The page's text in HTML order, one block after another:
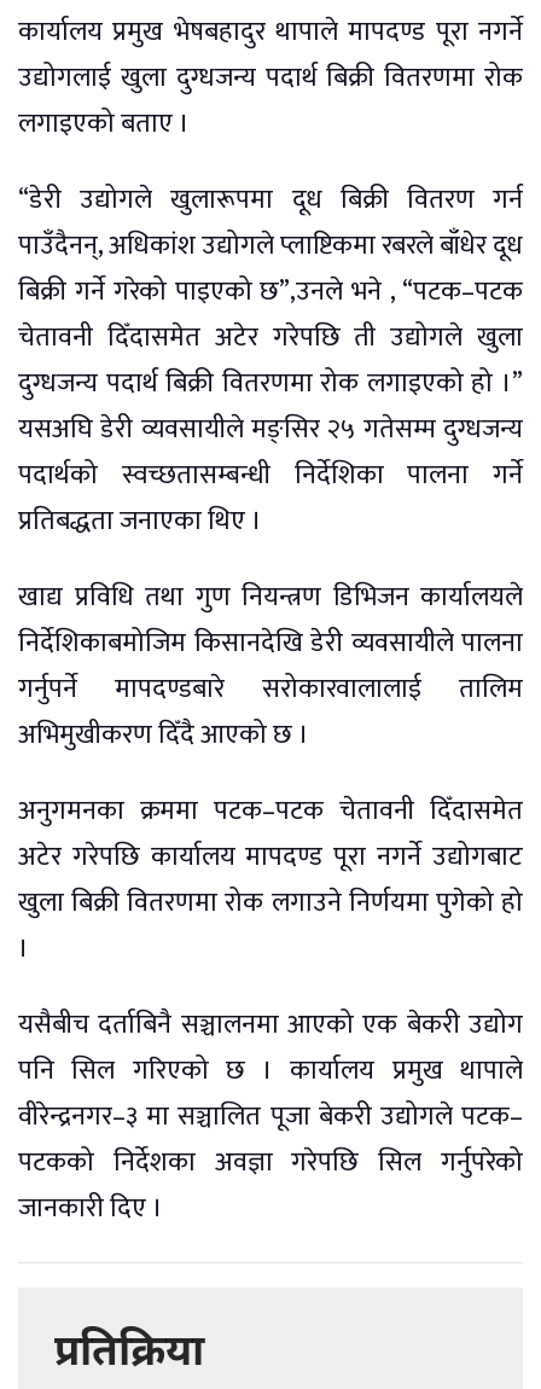
कार्यालय प्रमुख भेषबहादुर थापाले मापदण्ड पूरा नगर्ने
उद्योगलाई खुला दुग्धजन्य पदार्थ बिक्री वितरणमा रोक
लगाइएको बताए ।
“डेरी उद्योगले खुलारूपमा दूध बिक्री वितरण गर्न
पाउँदैनन्, अधिकांश उद्योगले प्लाष्टिकमा रबरले बाँधेर दूध
बिक्री गर्ने गरेको पाइएको छ”,उनले भने , “पटक–पटक
चेतावनी दिँदासमेत अटेर गरेपछि ती उद्योगले खुला
दुग्धजन्य पदार्थ बिक्री वितरणमा रोक लगाइएको हो ।”
यसअघि डेरी व्यवसायीले मङ्सिर २५ गतेसम्म दुग्धजन्य
पदार्थको स्वच्छतासम्बन्धी निर्देशिका पालना गर्ने
प्रतिबद्धता जनाएका थिए ।
खाद्य प्रविधि तथा गुण नियन्त्रण डिभिजन कार्यालयले
निर्देशिकाबमोजिम किसानदेखि डेरी व्यवसायीले पालना
गर्नुपर्ने मापदण्डबारे सरोकारवालालाई तालिम
अभिमुखीकरण दिँदै आएको छ ।
अनुगमनका क्रममा पटक–पटक चेतावनी दिँदासमेत
अटेर गरेपछि कार्यालय मापदण्ड पूरा नगर्ने उद्योगबाट
खुला बिक्री वितरणमा रोक लगाउने निर्णयमा पुगेको हो
।
यसैबीच दर्ताबिनै सञ्चालनमा आएको एक बेकरी उद्योग
पनि सिल गरिएको छ । कार्यालय प्रमुख थापाले
वीरेन्द्रनगर–३ मा सञ्चालित पूजा बेकरी उद्योगले पटक–
पटकको निर्देशका अवज्ञा गरेपछि सिल गर्नुपरेको
जानकारी दिए ।
प्रतिक्रिया